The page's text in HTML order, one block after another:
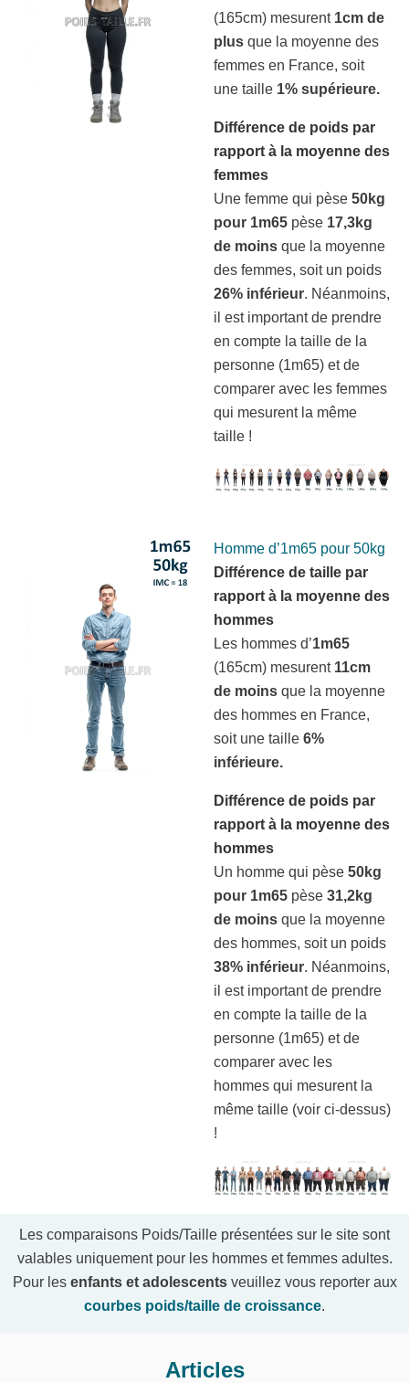
(165cm) mesurent 1cm de
plus que la moyenne des
femmes en France, soit
une taille 1% supérieure.
Différence de poids par
rapport à la moyenne des
femmes
Une femme qui pèse 50kg
pour 1m65 pèse 17,3kg
de moins que la moyenne
des femmes, soit un poids
26% inférieur. Néanmoins,
il est important de prendre
en compte la taille de la
personne (1m65) et de
comparer avec les femmes
qui mesurent la même
taille !
Homme d’1m65 pour 50kg
Différence de taille par
rapport à la moyenne des
hommes
Les hommes d’1m65
(165cm) mesurent 11cm
de moins que la moyenne
des hommes en France,
soit une taille 6%
inférieure.
Différence de poids par
rapport à la moyenne des
hommes
Un homme qui pèse 50kg
pour 1m65 pèse 31,2kg
de moins que la moyenne
des hommes, soit un poids
38% inférieur. Néanmoins,
il est important de prendre
en compte la taille de la
personne (1m65) et de
comparer avec les
hommes qui mesurent la
même taille (voir ci-dessus)
!
Les comparaisons Poids/Taille présentées sur le site sont
valables uniquement pour les hommes et femmes adultes.
Pour les enfants et adolescentsveuillez vous reporter aux
courbes poids/taille de croissance.
Articles